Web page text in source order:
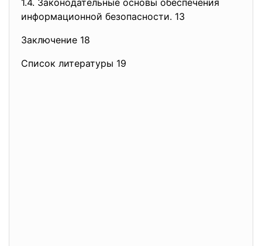
1.4. Законодательные основы обеспечения
информационной безопасности. 13
Заключение 18
Список литературы 19